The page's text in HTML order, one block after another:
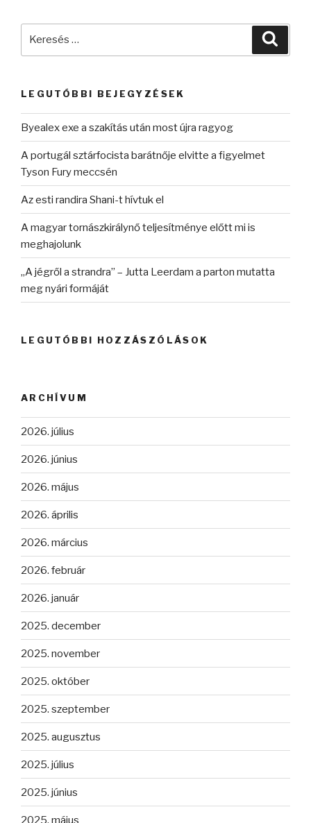
LEGUTÓBBI BEJEGYZÉSEK
Byealex exe a szakítás után most újra ragyog
A portugál sztárfocista barátnője elvitte a figyelmet
Tyson Fury meccsén
Az esti randira Shani-t hívtuk el
A magyar tornászkirálynő teljesítménye előtt mi is
meghajolunk
„A jégről a strandra” – Jutta Leerdam a parton mutatta
meg nyári formáját
LEGUTÓBBI HOZZÁSZÓLÁSOK
ARCHÍVUM
2026. július
2026. június
2026. május
2026. április
2026. március
2026. február
2026. január
2025. december
2025. november
2025. október
2025. szeptember
2025. augusztus
2025. július
2025. június
2025. május